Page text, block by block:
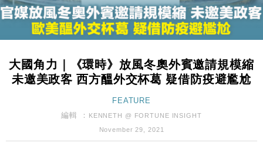
10:57
財經｜美商務部擬擴大金屬關稅範圍 14類產品或加徵
25%
18:15
本地｜新世界K11 9月升級會員制度 增鉑金卡級別鎖
17:40
財經｜本港6月零售額連升14個月 珠寶鐘錶銷售升勢
最強
財經｜滙控重啟最多10億美元回購 派息比率目標維持
財經｜SA售股自救後再出手 斥4億美元押注未上市公
司
大國角力｜《環時》放風冬奧外賓邀請規模縮
未邀美政客 西方醞外交杯葛 疑借防疫避尷尬
FEATURE
編輯 ：
KENNETH @ FORTUNE INSIGHT
November 29, 2021